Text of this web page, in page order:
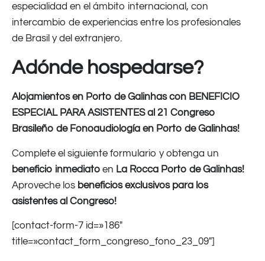
especialidad en el ámbito internacional, con
intercambio de experiencias entre los profesionales
de Brasil y del extranjero.
Adónde hospedarse?
Alojamientos en Porto de Galinhas con BENEFICIO
ESPECIAL PARA ASISTENTES al 21 Congreso
Brasileño de Fonoaudiología en Porto de Galinhas!
Complete el siguiente formulario y obtenga un
beneficio inmediato en La Rocca Porto de Galinhas!
Aproveche los beneficios exclusivos para los
asistentes al Congreso!
[contact-form-7 id=»186″
title=»contact_form_congreso_fono_23_09″]